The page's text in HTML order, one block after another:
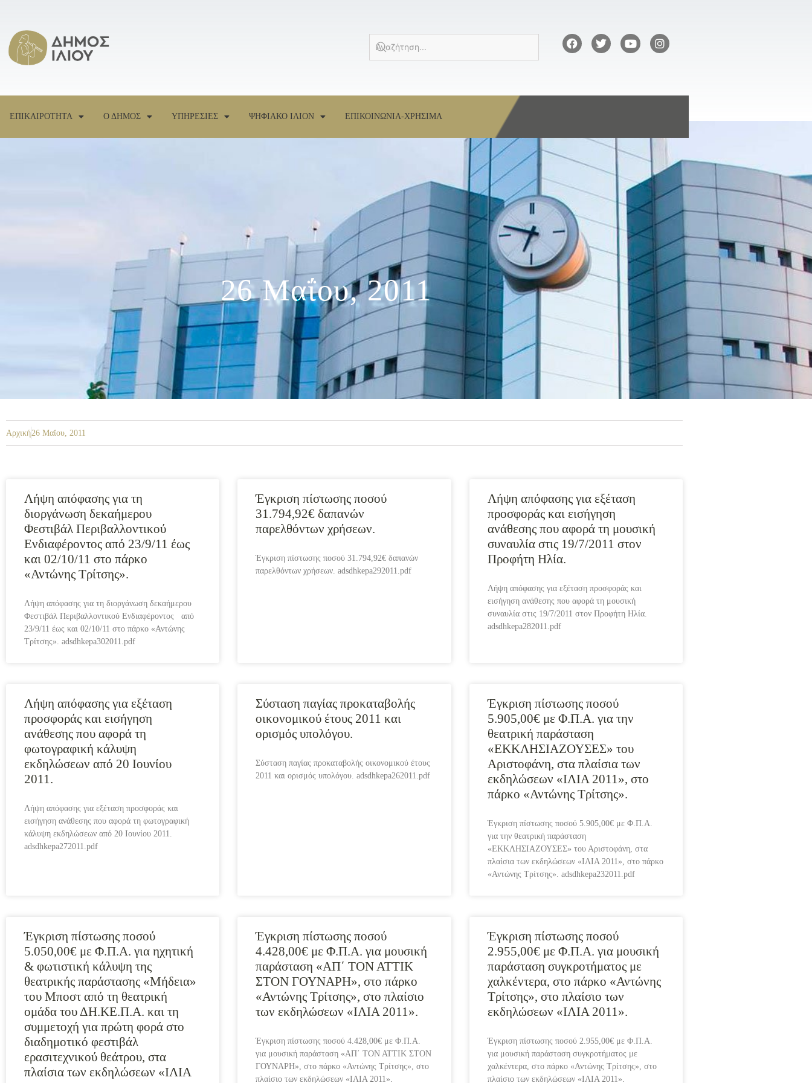
ΕΠΙΚΑΙΡΟΤΗΤΑ Ο ΔΗΜΟΣ ΥΠΗΡΕΣΙΕΣ ΨΗΦΙΑΚΟ ΙΛΙΟΝ ΕΠΙΚΟΙΝΩΝΙΑ-ΧΡΗΣΙΜΑ
26 Μαΐου, 2011
Αρχική26 Μαΐου, 2011
Λήψη απόφασης για τη
διοργάνωση δεκαήμερου
Φεστιβάλ Περιβαλλοντικού
Ενδιαφέροντος από 23/9/11 έως
και 02/10/11 στο πάρκο
«Αντώνης Τρίτσης».
Λήψη απόφασης για τη διοργάνωση δεκαήμερου
Φεστιβάλ Περιβαλλοντικού Ενδιαφέροντος από
23/9/11 έως και 02/10/11 στο πάρκο «Αντώνης
Τρίτσης». adsdhkepa302011.pdf
Έγκριση πίστωσης ποσού
31.794,92€ δαπανών
παρελθόντων χρήσεων.
Έγκριση πίστωσης ποσού 31.794,92€ δαπανών
παρελθόντων χρήσεων. adsdhkepa292011.pdf
Λήψη απόφασης για εξέταση
προσφοράς και εισήγηση
ανάθεσης που αφορά τη μουσική
συναυλία στις 19/7/2011 στον
Προφήτη Ηλία.
Λήψη απόφασης για εξέταση προσφοράς και
εισήγηση ανάθεσης που αφορά τη μουσική
συναυλία στις 19/7/2011 στον Προφήτη Ηλία.
adsdhkepa282011.pdf
Λήψη απόφασης για εξέταση
προσφοράς και εισήγηση
ανάθεσης που αφορά τη
φωτογραφική κάλυψη
εκδηλώσεων από 20 Ιουνίου
2011.
Λήψη απόφασης για εξέταση προσφοράς και
εισήγηση ανάθεσης που αφορά τη φωτογραφική
κάλυψη εκδηλώσεων από 20 Ιουνίου 2011.
adsdhkepa272011.pdf
Σύσταση παγίας προκαταβολής
οικονομικού έτους 2011 και
ορισμός υπολόγου.
Σύσταση παγίας προκαταβολής οικονομικού έτους
2011 και ορισμός υπολόγου. adsdhkepa262011.pdf
Έγκριση πίστωσης ποσού
5.905,00€ με Φ.Π.Α. για την
θεατρική παράσταση
«ΕΚΚΛΗΣΙΑΖΟΥΣΕΣ» του
Αριστοφάνη, στα πλαίσια των
εκδηλώσεων «ΙΛΙΑ 2011», στο
πάρκο «Αντώνης Τρίτσης».
Έγκριση πίστωσης ποσού 5.905,00€ με Φ.Π.Α.
για την θεατρική παράσταση
«ΕΚΚΛΗΣΙΑΖΟΥΣΕΣ» του Αριστοφάνη, στα
πλαίσια των εκδηλώσεων «ΙΛΙΑ 2011», στο πάρκο
«Αντώνης Τρίτσης». adsdhkepa232011.pdf
Έγκριση πίστωσης ποσού
5.050,00€ με Φ.Π.Α. για ηχητική
& φωτιστική κάλυψη της
θεατρικής παράστασης «Μήδεια»
του Μποστ από τη θεατρική
ομάδα του ΔΗ.ΚΕ.Π.Α. και τη
συμμετοχή για πρώτη φορά στο
διαδημοτικό φεστιβάλ
ερασιτεχνικού θεάτρου, στα
πλαίσια των εκδηλώσεων «ΙΛΙΑ
Έγκριση πίστωσης ποσού
4.428,00€ με Φ.Π.Α. για μουσική
παράσταση «ΑΠ΄ ΤΟΝ ΑΤΤΙΚ
ΣΤΟΝ ΓΟΥΝΑΡΗ», στο πάρκο
«Αντώνης Τρίτσης», στο πλαίσιο
των εκδηλώσεων «ΙΛΙΑ 2011».
Έγκριση πίστωσης ποσού 4.428,00€ με Φ.Π.Α.
για μουσική παράσταση «ΑΠ΄ ΤΟΝ ΑΤΤΙΚ ΣΤΟΝ
ΓΟΥΝΑΡΗ», στο πάρκο «Αντώνης Τρίτσης», στο
πλαίσιο των εκδηλώσεων «ΙΛΙΑ 2011».
Έγκριση πίστωσης ποσού
2.955,00€ με Φ.Π.Α. για μουσική
παράσταση συγκροτήματος με
χαλκέντερα, στο πάρκο «Αντώνης
Τρίτσης», στο πλαίσιο των
εκδηλώσεων «ΙΛΙΑ 2011».
Έγκριση πίστωσης ποσού 2.955,00€ με Φ.Π.Α.
για μουσική παράσταση συγκροτήματος με
χαλκέντερα, στο πάρκο «Αντώνης Τρίτσης», στο
πλαίσιο των εκδηλώσεων «ΙΛΙΑ 2011».